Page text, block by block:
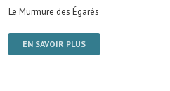
Le Murmure des Égarés
EN SAVOIR PLUS